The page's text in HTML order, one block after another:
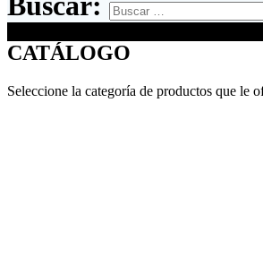
CATÁLOGO
Seleccione la categoría de productos que le